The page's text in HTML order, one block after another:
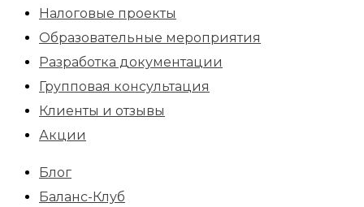
Налоговые проекты
Образовательные мероприятия
Разработка документации
Групповая консультация
Клиенты и отзывы
Акции
Блог
Баланс-Клуб